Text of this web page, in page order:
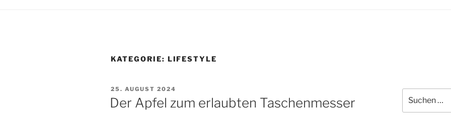
KATEGORIE: LIFESTYLE
VERÖFFENTLICHT
AM
25. AUGUST 2024
Der Apfel zum erlaubten Taschenmesser
nach: